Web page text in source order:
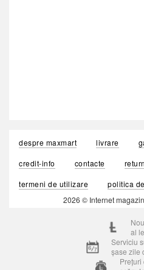
despre maxmart livrare
credit-info
contacte
termeni de utilizare
politica
2026 © Internet
al
Serviciu
șase zile
Prețuri